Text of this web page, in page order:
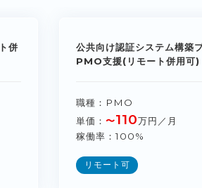
併
公共向け認証システム構築
PMO支援(リモート併用可)
職種
PMO
単価
〜110万円／月
稼働率
100%
リモート可